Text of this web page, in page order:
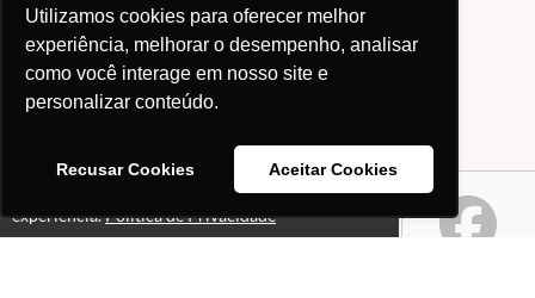
Utilizamos cookies para oferecer melhor
experiência, melhorar o desempenho, analisar
como você interage em nosso site e
personalizar conteúdo.
Recusar Cookies Aceitar Cookies
Este site usa cookies para melhorar sua
experiência.Política de Privacidade
Ok!